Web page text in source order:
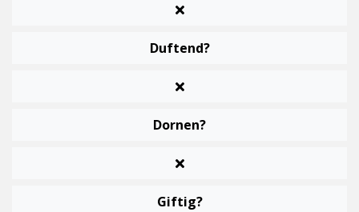
Duftend?
Dornen?
Giftig?